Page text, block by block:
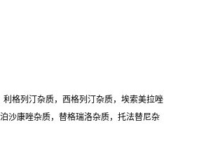
格列汀杂质，西格列汀杂质，埃索美拉唑
沙康唑杂质，替格瑞洛杂质，托法替尼杂